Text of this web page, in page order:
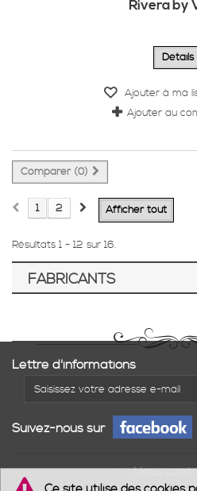
Rivera by
Détails
Ajouter à ma
Ajouter au
Comparer (0)
Afficher tout
1 2
Résultats 1 - 12 sur 16.
FABRICANTS
Lettre d'informations
Suivez-nous sur
Nous